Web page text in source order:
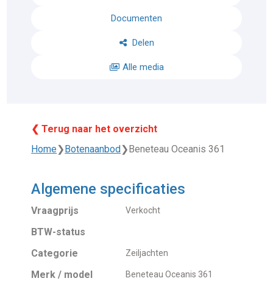
Documenten
Delen
Alle media
❮ Terug naar het overzicht
Home❯Botenaanbod❯Beneteau Oceanis 361
Algemene specificaties
Vraagprijs Verkocht
BTW-status
Categorie
Zeiljachten
Merk / model Beneteau Oceanis 361